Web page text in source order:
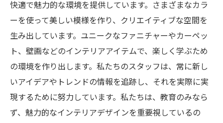
快適で魅力的な環境を提供しています。さまざまなカラ
ーを使って美しい模様を作り、クリエイティブな空間を
生み出しています。ユニークなファニチャーやカーペッ
ト、壁画などのインテリアアイテムで、楽しく学ぶため
の環境を作り出します。私たちのスタッフは、常に新し
いアイデアやトレンドの情報を追跡し、それを実際に実
現するために努力しています。私たちは、教育のみなら
ず、魅力的なインテリアデザインを重要視しているの